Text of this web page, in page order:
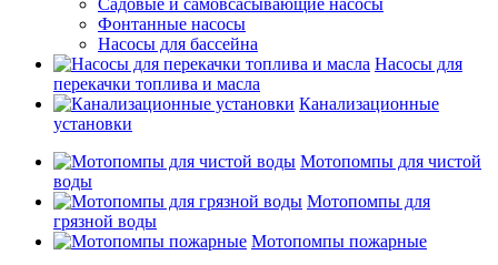
Садовые и самовсасывающие насосы
Фонтанные насосы
Насосы для бассейна
Насосы для
перекачки топлива и масла
Канализационные
установки
Мотопомпы для чистой
воды
Мотопомпы для
грязной воды
Мотопомпы пожарные